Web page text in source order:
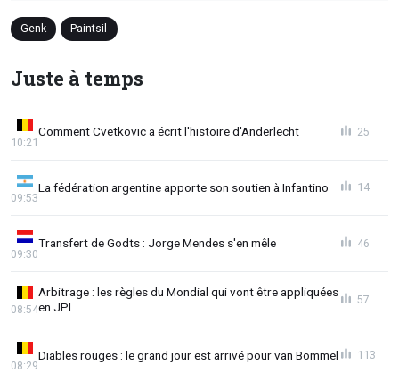
Genk Paintsil
Juste à temps
Comment Cvetkovic a écrit l'histoire d'Anderlecht
10:21
25
La fédération argentine apporte son soutien à Infantino
09:53
14
Transfert de Godts : Jorge Mendes s'en mêle
09:30
46
Arbitrage : les règles du Mondial qui vont être appliquées
en JPL
08:54
57
Diables rouges : le grand jour est arrivé pour van Bommel
08:29
113